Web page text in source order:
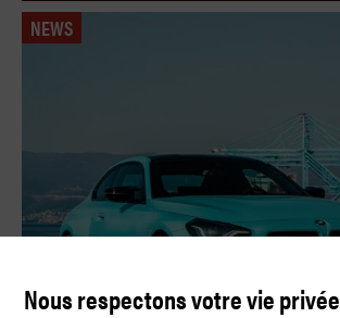
NEWS
Nous respectons votre vie privée